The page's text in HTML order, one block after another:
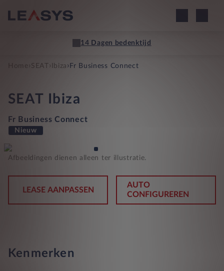
14 Dagen bedenktijd
Home SEAT › Ibiza › Fr Business Connect
SEAT Ibiza
Fr Business Connect
Nieuw
Afbeeldingen dienen alleen ter illustratie.
LEASE AANPASSEN
AUTO
CONFIGUREREN
Kenmerken